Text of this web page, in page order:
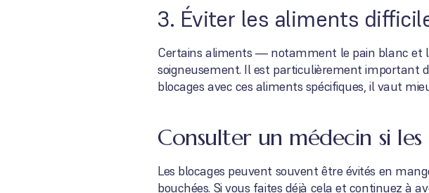
3. Éviter les aliments
Certains aliments — notamment le pain blanc et
soigneusement. Il est particulièrement important
blocages avec ces aliments spécifiques, il vaut
Consulter un médecin si
Les blocages peuvent souvent être évités en
bouchées. Si vous faites déjà cela et continuez à